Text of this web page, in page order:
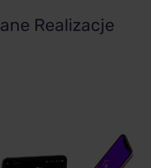
Realizacje